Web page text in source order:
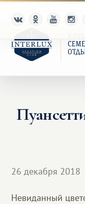
Клуб
Партнерам
26 декабря 2018
Невиданный